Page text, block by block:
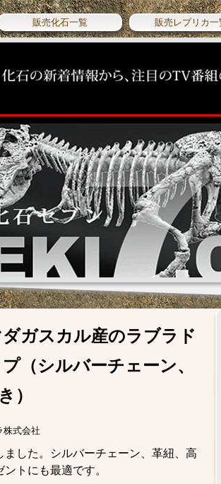
販売化石一覧 販売レプリカ一
ガスカル産のラブラド
（シルバーチェーン、
）
株式会社
した。シルバーチェーン、革紐、高
トにも最適です。